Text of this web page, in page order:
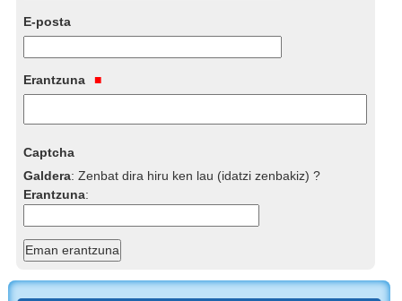
E-posta
Erantzuna
Captcha
Galdera:Zenbat dira hiru ken lau (idatzi zenbakiz) ?
Erantzuna: